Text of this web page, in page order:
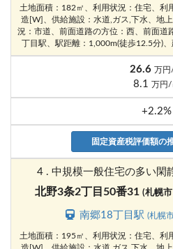
土地面積：182㎡、利用状況：住宅、利
造[W]、供給施設：水道,ガス,下水、地
況：市道、前面道路の方位：西、前面道
丁目駅、駅距離：1,000m(徒歩12.5分)
26.6 万
8.1 万円/
+2.2%
固定資産税評価額の
4 . 中規模一般住宅の多い閑
北野3条2丁目50番31 (札幌
南郷18丁目駅 (札幌
土地面積：195㎡、利用状況：住宅、利